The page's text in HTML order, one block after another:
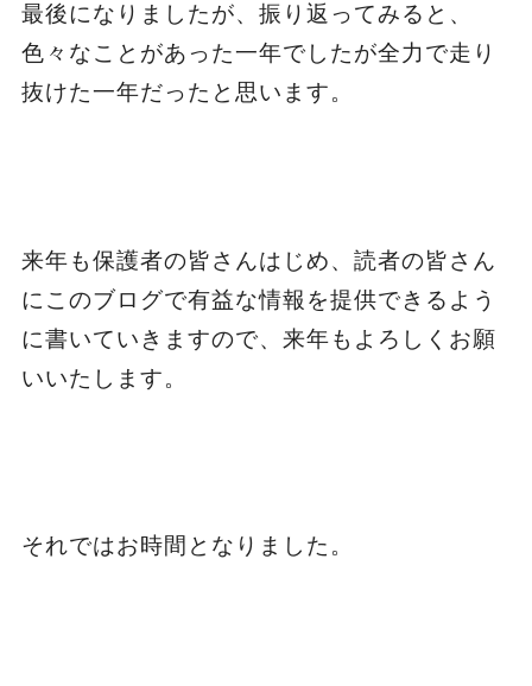
最後になりましたが、振り返ってみると、
色々なことがあった一年でしたが全力で走り
抜けた一年だったと思います。
来年も保護者の皆さんはじめ、読者の皆さん
にこのブログで有益な情報を提供できるよう
に書いていきますので、来年もよろしくお願
いいたします。
それではお時間となりました。